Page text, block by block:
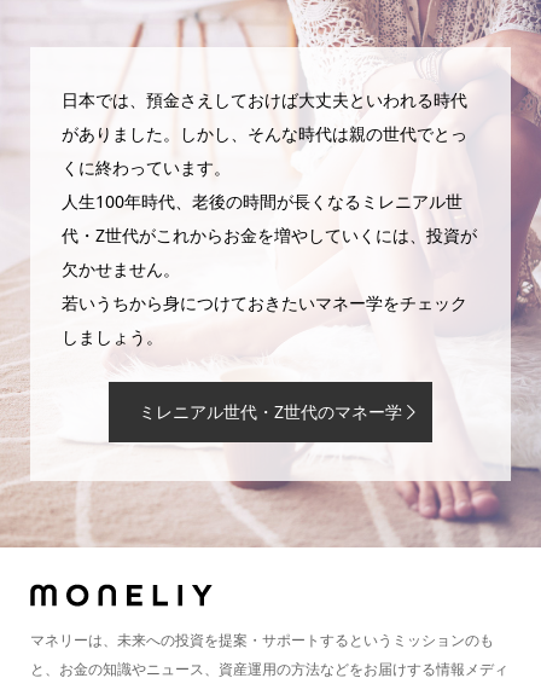
日本では、預金さえしておけば大丈夫といわれる時代
がありました。しかし、そんな時代は親の世代でとっ
くに終わっています。
人生100年時代、老後の時間が長くなるミレニアル世
代・Z世代がこれからお金を増やしていくには、投資が
欠かせません。
若いうちから身につけておきたいマネー学をチェック
しましょう。
ミレニアル世代・Z世代のマネー学
マネリーは、未来への投資を提案・サポートするというミッションのも
と、お金の知識やニュース、資産運用の方法などをお届けする情報メディ